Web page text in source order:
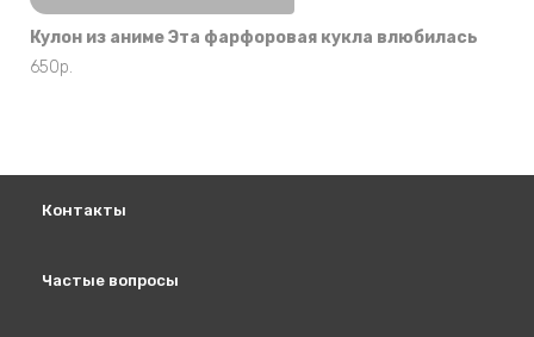
Кулон из аниме Эта фарфоровая кукла влюбилась
650р.
Контакты
Частые вопросы